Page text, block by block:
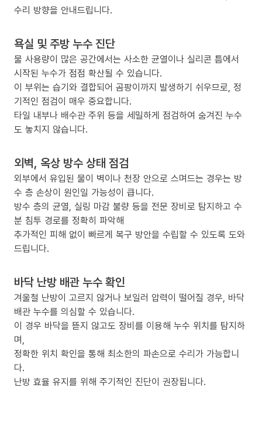
수리 방향을 안내드립니다.
욕실 및 주방 누수 진단
물 사용량이 많은 공간에서는 사소한 균열이나 실리콘 틈에서
시작된 누수가 점점 확산될 수 있습니다.
이 부위는 습기와 결합되어 곰팡이까지 발생하기 쉬우므로, 정
기적인 점검이 매우 중요합니다.
타일 내부나 배수관 주위 등을 세밀하게 점검하여 숨겨진 누수
도 놓치지 않습니다.
외벽, 옥상 방수 상태 점검
외부에서 유입된 물이 벽이나 천장 안으로 스며드는 경우는 방
수 층 손상이 원인일 가능성이 큽니다.
방수 층의 균열, 실링 마감 불량 등을 전문 장비로 탐지하고 수
분 침투 경로를 정확히 파악해
추가적인 피해 없이 빠르게 복구 방안을 수립할 수 있도록 도와
드립니다.
바닥 난방 배관 누수 확인
겨울철 난방이 고르지 않거나 보일러 압력이 떨어질 경우, 바닥
배관 누수를 의심할 수 있습니다.
이 경우 바닥을 뜯지 않고도 장비를 이용해 누수 위치를 탐지하
며,
정확한 위치 확인을 통해 최소한의 파손으로 수리가 가능합니
다.
난방 효율 유지를 위해 주기적인 진단이 권장됩니다.